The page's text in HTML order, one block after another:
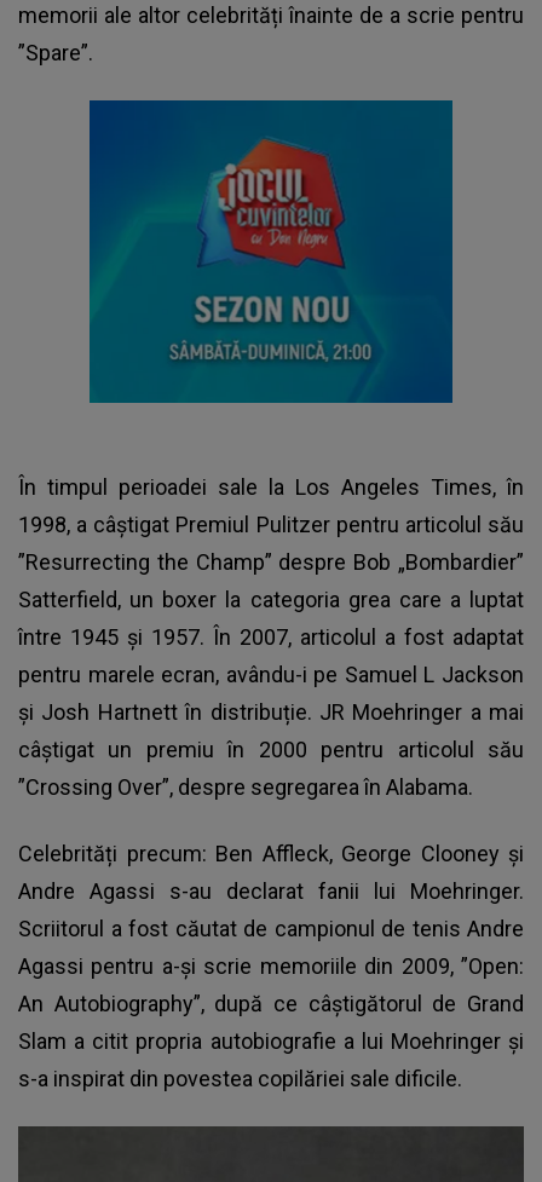
memorii ale altor celebrități înainte de a scrie pentru
”Spare”.
În timpul perioadei sale la Los Angeles Times, în
1998, a câștigat Premiul Pulitzer pentru articolul său
”Resurrecting the Champ” despre Bob „Bombardier”
Satterfield, un boxer la categoria grea care a luptat
între 1945 și 1957. În 2007, articolul a fost adaptat
pentru marele ecran, avându-i pe Samuel L Jackson
și Josh Hartnett în distribuție. JR Moehringer a mai
câștigat un premiu în 2000 pentru articolul său
”Crossing Over”, despre segregarea în Alabama.
Celebrități precum: Ben Affleck, George Clooney și
Andre Agassi s-au declarat fanii lui Moehringer.
Scriitorul a fost căutat de campionul de tenis Andre
Agassi pentru a-și scrie memoriile din 2009, ”Open:
An Autobiography”, după ce câștigătorul de Grand
Slam a citit propria autobiografie a lui Moehringer și
s-a inspirat din povestea copilăriei sale dificile.